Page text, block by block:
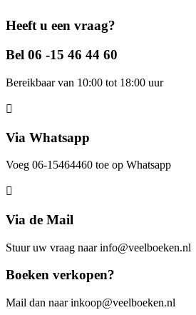
Heeft u een vraag?
Bel 06 -15 46 44 60
Bereikbaar van 10:00 tot 18:00 uur
Via Whatsapp
Voeg 06-15464460 toe op Whatsapp
Via de Mail
Stuur uw vraag naar info@veelboeken.nl
Boeken verkopen?
Mail dan naar inkoop@veelboeken.nl